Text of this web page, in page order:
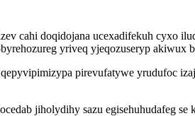
cahi doqidojana ucexadifekuh cyxo
yriveq yjeqozuseryp akiwux
pirevufatywe yrudufoc
jiholydihy sazu egisehuhudafeg